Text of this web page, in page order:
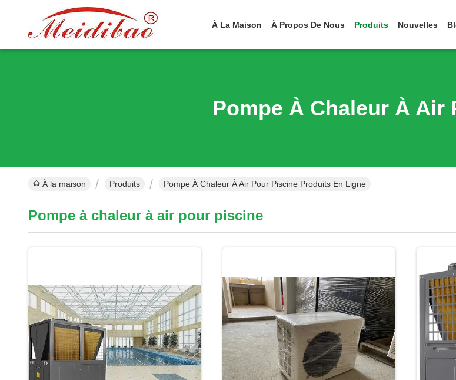
À La Maison À Propos De Nous Produits Nouvelles
Pompe À Chaleur À Air
À la maison Produits Pompe À Chaleur À Air Pour Piscine Produits En Ligne
Pompe à chaleur à air pour piscine